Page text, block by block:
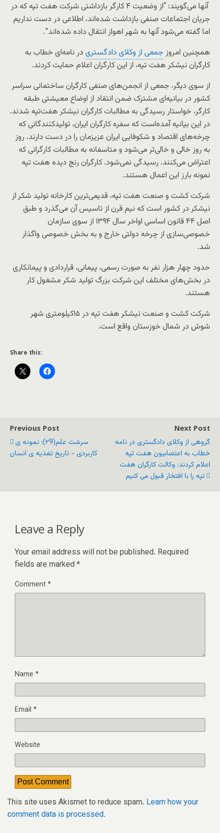
آنها می‌گویند: “از وضعیت ۴ کارگر بازداشتی شرکت هفت تپه که در
جریان اجتماعات صنفی بازداشت شده‌اند، اطلاعی در دست نداریم
اما گفته می‌شود آنها به شهر اهواز انتقال داده شد‌ه‌اند”.
همچنین امروز جمعی از وکلای دادگستری در نامه‌ای خطاب به
کارگران نیشکر هفت‌ تپه، از این کارگران اعلام حمایت کردند.
از سوی دیگر، جمعی از انجمن‌های صنفی کارگران ساختمانی سراسر
کشور در بیانیه‌ای مشترک ضمن انتقاد از اوضاع معیشتی طبقه
کارگر، خواستار رسیدگی به مطالبات کارگران نیشکر هفت‌تپه شدند.
در این بیانیه آمده‌است که سفره کارگران ایران، تولیدکنندگانی که
چرخه‌های اقتصاد و شکوفایی ایران عزیزمان را در دست دارند، روز
به روز خالی و خالی‌تر می‌شود و متاسفانه به مطالبات کارگرانی که
اعتراض می‌کنند، رسیدگی نمی‌شود. کارگران رنج دیده هفت تپه
نمونه بارز این اعمال هستند.
شرکت کشت و صنعت هفت تپه، قدیمی‌ترین کارخانه تولید شکر از
نیشکر در کشور است که نیم قرن از تاسیس آن می‌گذرد و طبق
اصل ۴۴ قانون اساسی اواخر سال ۱۳۹۴ از سوی سازمان
خصوصی‌سازی از چرخه دولتی خارج و به بخش خصوصی واگذار
شد.
حدود چهار هزار نفر به صورت رسمی، پیمانی، قراردادی و پیمانکاری
در بخش‌های مختلف این شرکت بزرگ تولید شکر مشغول کار
هستند.
شرکت کشت و صنعت نیشکر هفت تپه در ۱۵کیلومتری شهر
شوش در شمال خوزستان واقع است.
Share this:
Previous Post
سرشت علم(۲9): نمونه ی
کاربردی - تاریخ تغذیه ی انسان
Next Post
گروهی از وکلای دادگستری در نامه
خطاب به اعتصابیون هفت تپه
اعلام کردند: وکالت کارگران هفت
تپه را با افتخار قبول می کنیم
Leave a Reply
Your email address will not be published. Required
fields are marked *
Comment*
Name *
Email *
Website
This site uses Akismet to reduce spam. Learn how your
comment data is processed.